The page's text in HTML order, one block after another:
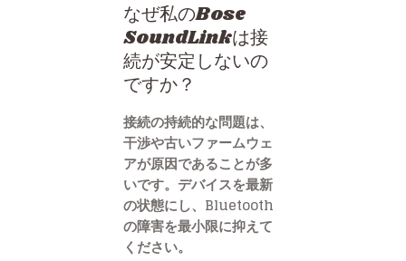
なぜ私のBose
SoundLinkは接
続が安定しないの
ですか？
接続の持続的な問題は、
干渉や古いファームウェ
アが原因であることが多
いです。デバイスを最新
の状態にし、Bluetooth
の障害を最小限に抑えて
ください。